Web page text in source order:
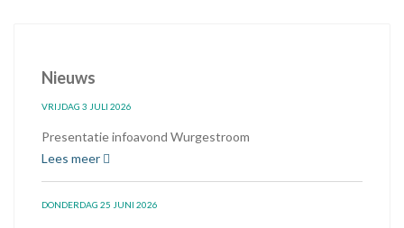
Nieuws
VRIJDAG 3 JULI 2026
Presentatie infoavond Wurgestroom
Lees meer
DONDERDAG 25 JUNI 2026